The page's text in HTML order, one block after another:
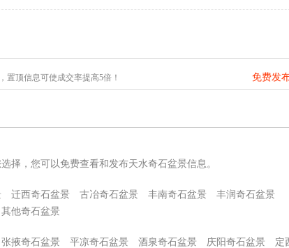
置顶信息可使成交率提高5倍！ 免费发
择，您可以免费查看和发布天水奇石盆景信息。
迁西奇石盆景 古冶奇石盆景 丰南奇石盆景
丰润奇石盆景
其他奇石盆景
张掖奇石盆景 平凉奇石盆景 酒泉奇石盆景 庆阳奇石盆景
定